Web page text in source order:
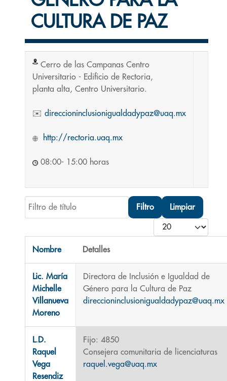
CULTURA DE PAZ
Cerro de las Campanas Centro
Universitario - Edificio de Rectoria,
planta alta, Centro Universitario.
✉️ direccioninclusionigualdadypaz@uaq.mx
http://rectoria.uaq.mx
08:00- 15:00 horas
Filtro de título
Filtro Limpiar
Cantidad
Nombre Detalles
Lic. María
Michelle
Villanueva
Moreno
Directora de Inclusión e Igualdad de
Género para la Cultura de Paz
direccioninclusionigualdadypaz@uaq.mx
L.D.
Raquel
Vega
Resendiz
Fijo: 4850
Consejera comunitaria de licenciaturas
raquel.vega@uaq.mx